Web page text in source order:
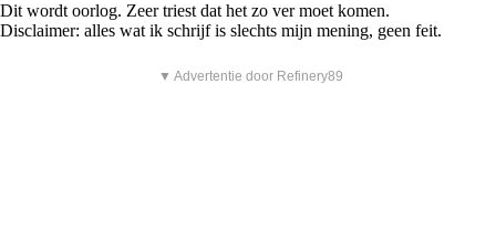
Dit wordt oorlog. Zeer triest dat het zo ver moet komen.
Disclaimer: alles wat ik schrijf is slechts mijn mening, geen feit.
▼ Advertentie door Refinery89